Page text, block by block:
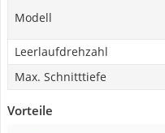
Modell
Leerlaufdrehzahl
Max. Schnitttiefe
Vorteile